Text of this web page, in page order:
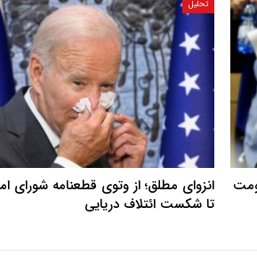
تحلیل
انزوای مطلق؛ از وتوی قطعنامه شورای
تا شکست ائتلاف دریایی